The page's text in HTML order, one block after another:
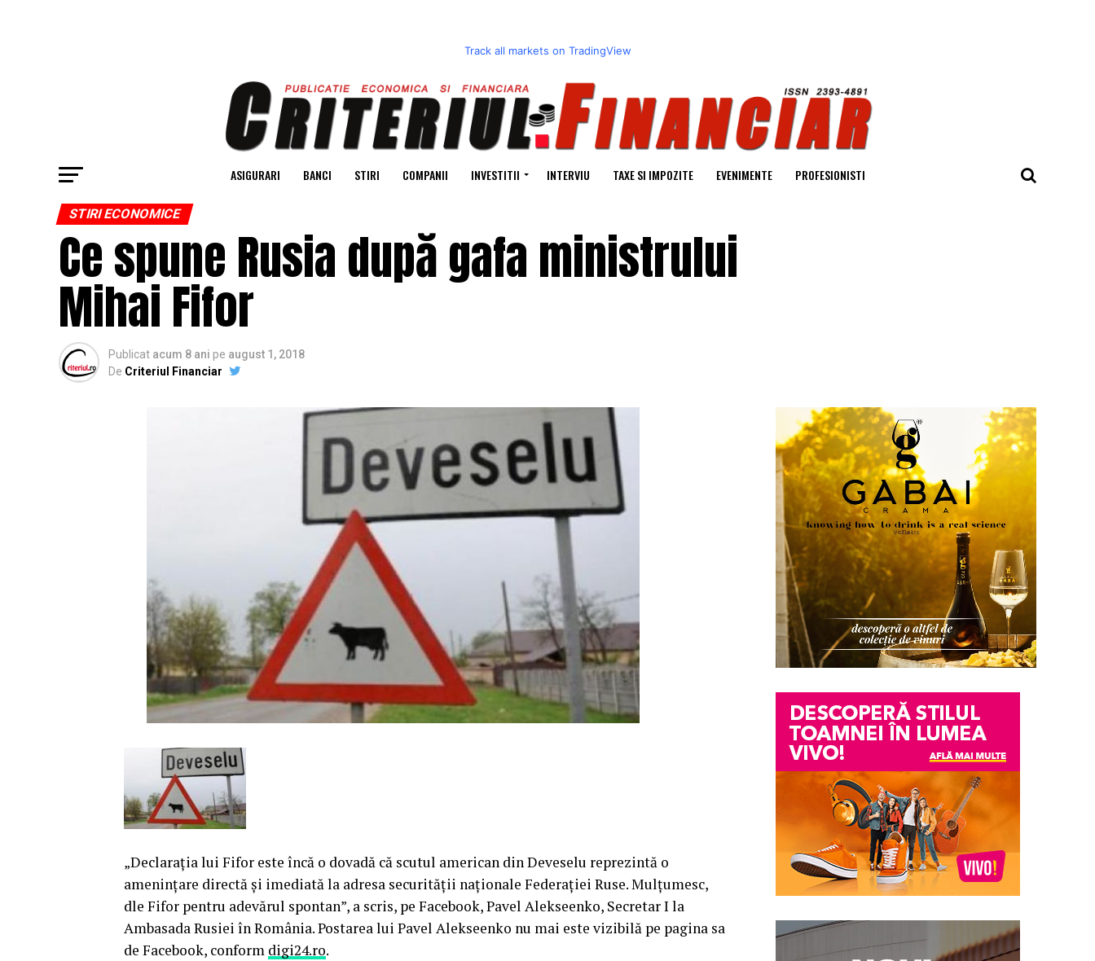
Track all markets on TradingView
ASIGURARI BANCI STIRI COMPANII INVESTITII INTERVIU TAXE SI IMPOZITE EVENIMENTE PROFESIONISTI
STIRI ECONOMICE
Ce spune Rusia după gafa ministrului
Mihai Fifor
Publicat acum 8 ani pe august 1, 2018
De Criteriul Financiar
„Declaraţia lui Fifor este încă o dovadă că scutul american din Deveselu reprezintă o
ameninţare directă şi imediată la adresa securităţii naţionale Federaţiei Ruse. Mulţumesc,
dle Fifor pentru adevărul spontan”, a scris, pe Facebook, Pavel Alekseenko, Secretar I la
Ambasada Rusiei în România. Postarea lui Pavel Alekseenko nu mai este vizibilă pe pagina sa
de Facebook, conform digi24.ro.